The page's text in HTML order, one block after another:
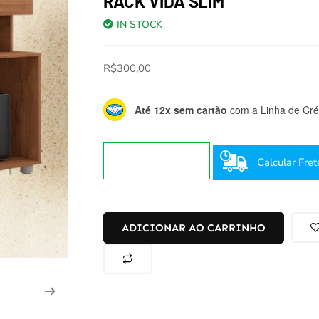
IN STOCK
R$300,00
Até 12x sem cartão com a Linha de
Calcular
ADICIONAR AO CARRINHO